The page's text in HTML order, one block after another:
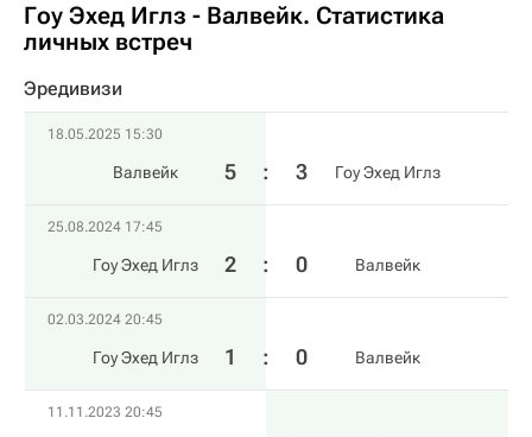
Гоу Эхед Иглз - Валвейк. Статистика
личных встреч
Эредивизи
18.05.2025 15:30
Валвейк 5 : 3 Гоу Эхед Иглз
25.08.2024 17:45
Гоу Эхед Иглз 2 : 0 Валвейк
02.03.2024 20:45
Гоу Эхед Иглз 1 : 0 Валвейк
11.11.2023 20:45